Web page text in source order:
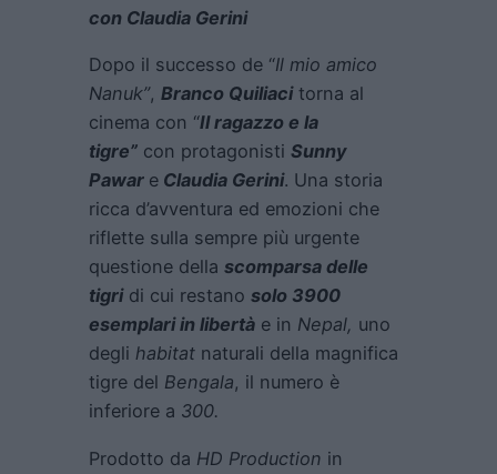
con Claudia Gerini
Dopo il successo de “Il mio amico
Nanuk”, Branco Quiliacitorna al
cinema con “Il ragazzo e la
tigre” con protagonisti Sunny
Pawar e Claudia Gerini. Una storia
ricca d’avventura ed emozioni che
riflette sulla sempre più urgente
questione della scomparsa delle
tigri di cui restano solo 3900
esemplari in libertà e in Nepal, uno
degli habitat naturali della magnifica
tigre del Bengala, il numero è
inferiore a 300.
Prodotto da HD Production in